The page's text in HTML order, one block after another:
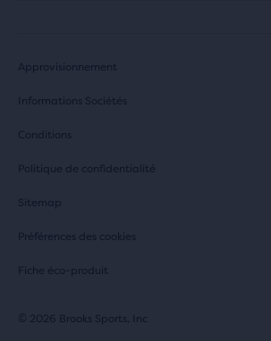
Approvisionnement
Informations Sociétés
Conditions
Politique de confidentialité
Sitemap
Préférences des cookies
Fiche éco-produit
© 2026 Brooks Sports, Inc